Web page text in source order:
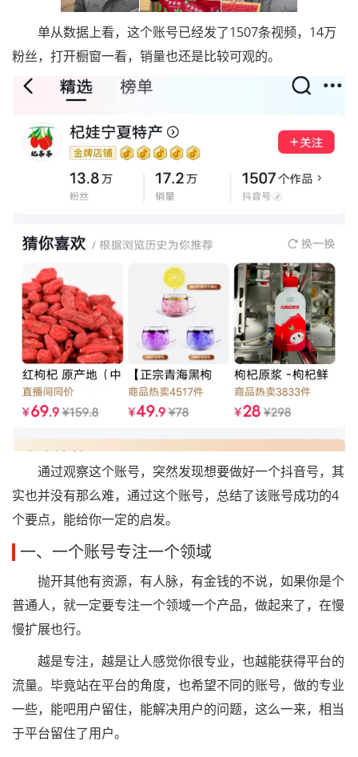
单从数据上看，这个账号已经发了1507条视频，14万
粉丝，打开橱窗一看，销量也还是比较可观的。
通过观察这个账号，突然发现想要做好一个抖音号，其
实也并没有那么难，通过这个账号，总结了该账号成功的4
个要点，能给你一定的启发。
一、一个账号专注一个领域
抛开其他有资源，有人脉，有金钱的不说，如果你是个
普通人，就一定要专注一个领域一个产品，做起来了，在慢
慢扩展也行。
越是专注，越是让人感觉你很专业，也越能获得平台的
流量。毕竟站在平台的角度，也希望不同的账号，做的专业
一些，能吧用户留住，能解决用户的问题，这么一来，相当
于平台留住了用户。